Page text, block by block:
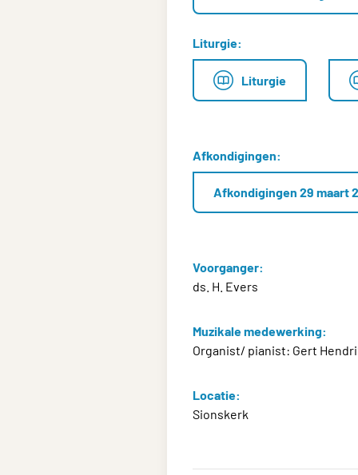
Liturgie:
Liturgie
Afkondigingen:
Afkondigingen 29 maart
Voorganger:
ds. H. Evers
Muzikale medewerking:
Organist/ pianist: Gert
Locatie:
Sionskerk